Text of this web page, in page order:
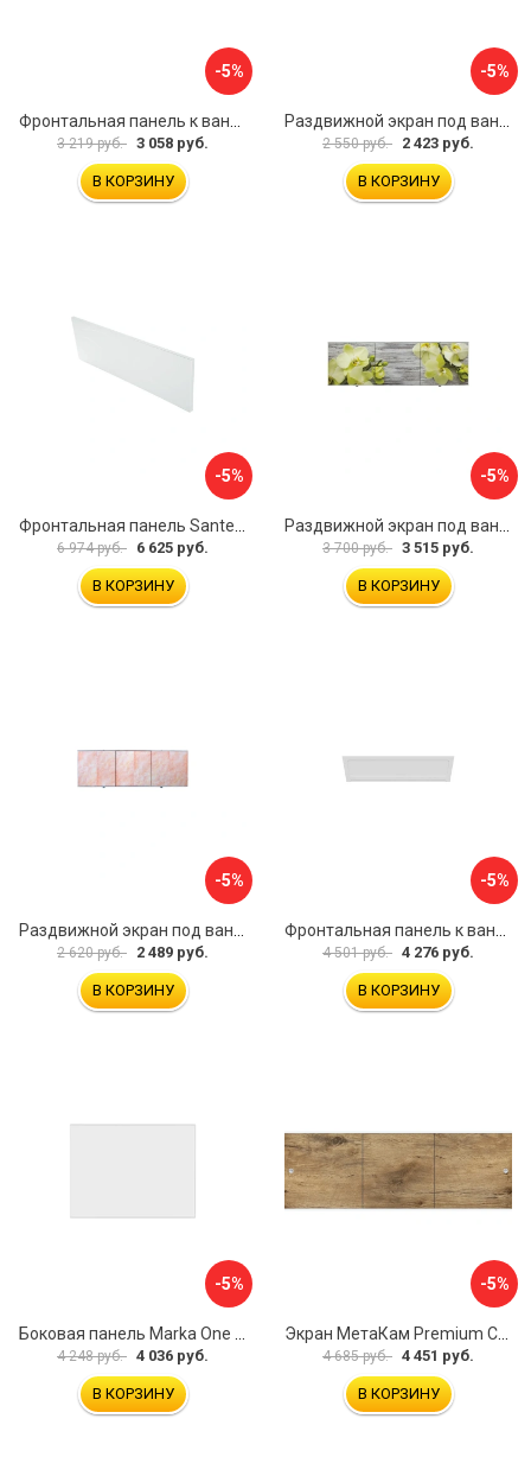
-5%
3 219 руб. 3 058 руб.
В КОРЗИНУ
-5%
2 550 руб. 2 423 руб.
В КОРЗИНУ
-5%
6 974 руб. 6 625 руб.
В КОРЗИНУ
-5%
3 700 руб. 3 515 руб.
В КОРЗИНУ
-5%
2 620 руб. 2 489 руб.
В КОРЗИНУ
-5%
4 501 руб. 4 276 руб.
В КОРЗИНУ
-5%
Боковая панель Marka One Flat 80 MG L 02бфл80мгл
4 248 руб. 4 036 руб.
В КОРЗИНУ
-5%
Экран МетаКам Premium Collection 4650208860133
4 685 руб. 4 451 руб.
В КОРЗИНУ